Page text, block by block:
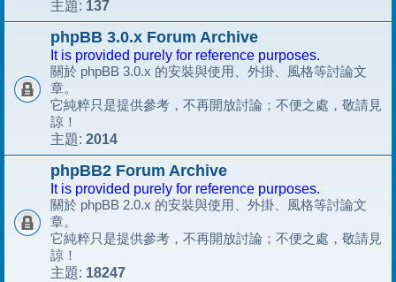
主題: 137
phpBB 3.0.x Forum Archive
It is provided purely for reference purposes.
關於 phpBB 3.0.x 的安裝與使用、外掛、風格等討論文
章。
它純粹只是提供參考，不再開放討論；不便之處，敬請見
諒！
主題: 2014
phpBB2 Forum Archive
It is provided purely for reference purposes.
關於 phpBB 2.0.x 的安裝與使用、外掛、風格等討論文
章。
它純粹只是提供參考，不再開放討論；不便之處，敬請見
諒！
主題: 18247